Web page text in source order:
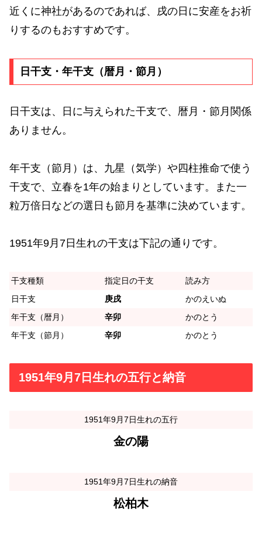
近くに神社があるのであれば、戌の日に安産をお祈
りするのもおすすめです。
日干支・年干支（暦月・節月）
日干支は、日に与えられた干支で、暦月・節月関係
ありません。
年干支（節月）は、九星（気学）や四柱推命で使う
干支で、立春を1年の始まりとしています。また一
粒万倍日などの選日も節月を基準に決めています。
1951年9月7日生れの干支は下記の通りです。
干支種類 指定日の干支
読み方
日干支
庚戌
かのえいぬ
年干支（暦月）
辛卯
かのとう
年干支（節月）
辛卯 かのとう
1951年9月7日生れの五行と納音
1951年9月7日生れの五行
金の陽
1951年9月7日生れの納音
松柏木